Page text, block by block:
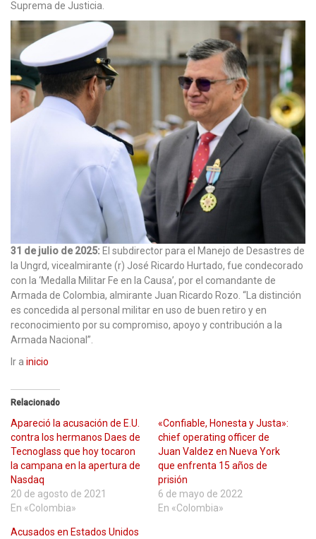
Suprema de Justicia.
31 de julio de 2025: El subdirector para el Manejo de Desastres de
la Ungrd, vicealmirante (r) José Ricardo Hurtado, fue condecorado
con la ‘Medalla Militar Fe en la Causa’, por el comandante de
Armada de Colombia, almirante Juan Ricardo Rozo. “La distinción
es concedida al personal militar en uso de buen retiro y en
reconocimiento por su compromiso, apoyo y contribución a la
Armada Nacional”.
Ir a inicio
Relacionado
Apareció la acusación de E.U.
contra los hermanos Daes de
Tecnoglass que hoy tocaron
la campana en la apertura de
Nasdaq
20 de agosto de 2021
En «Colombia»
«Confiable, Honesta y Justa»:
chief operating officer de
Juan Valdez en Nueva York
que enfrenta 15 años de
prisión
6 de mayo de 2022
En «Colombia»
Acusados en Estados Unidos